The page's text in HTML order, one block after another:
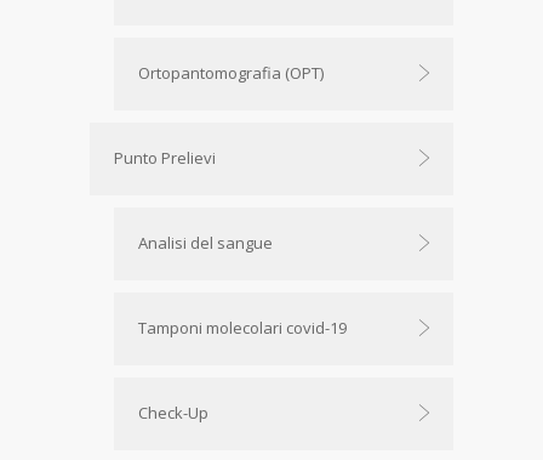
Ortopantomografia (OPT)
Punto Prelievi
Analisi del sangue
Tamponi molecolari covid-19
Check-Up